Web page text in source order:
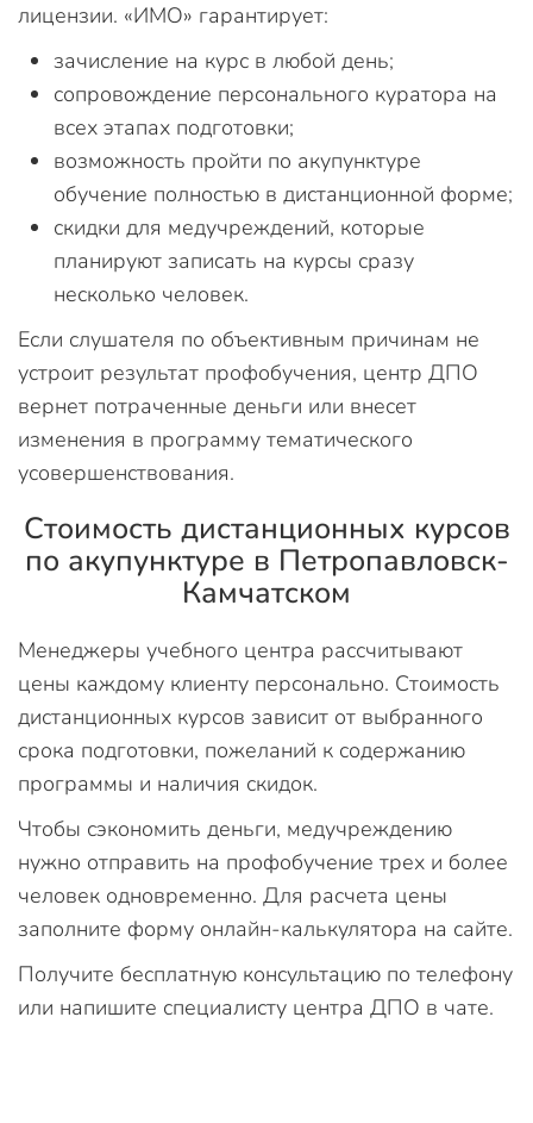
лицензии. «ИМО» гарантирует:
зачисление на курс в любой день;
сопровождение персонального куратора на
всех этапах подготовки;
возможность пройти по акупунктуре
обучение полностью в дистанционной форме;
скидки для медучреждений, которые
планируют записать на курсы сразу
несколько человек.
Если слушателя по объективным причинам не
устроит результат профобучения, центр ДПО
вернет потраченные деньги или внесет
изменения в программу тематического
усовершенствования.
Стоимость дистанционных курсов
по акупунктуре в Петропавловск-
Камчатском
Менеджеры учебного центра рассчитывают
цены каждому клиенту персонально. Стоимость
дистанционных курсов зависит от выбранного
срока подготовки, пожеланий к содержанию
программы и наличия скидок.
Чтобы сэкономить деньги, медучреждению
нужно отправить на профобучение трех и более
человек одновременно. Для расчета цены
заполните форму онлайн-калькулятора на сайте.
Получите бесплатную консультацию по телефону
или напишите специалисту центра ДПО в чате.